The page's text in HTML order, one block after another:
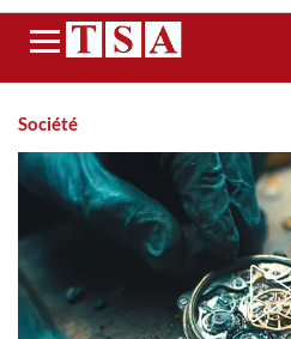
Menu
Société